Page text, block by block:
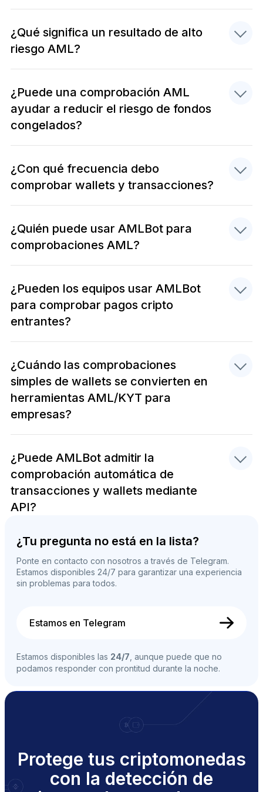
¿Tu pregunta no está en la lista?
Ponte en contacto con nosotros a través de Telegram.
Estamos disponibles 24/7 para garantizar una experiencia
sin problemas para todos.
Estamos en Telegram
Estamos disponibles las 24/7, aunque puede que no
podamos responder con prontitud durante la noche.
¿Qué significa un resultado de alto
riesgo AML?
¿Puede una comprobación AML
ayudar a reducir el riesgo de fondos
congelados?
¿Con qué frecuencia debo
comprobar wallets y transacciones?
¿Quién puede usar AMLBot para
comprobaciones AML?
¿Pueden los equipos usar AMLBot
para comprobar pagos cripto
entrantes?
¿Cuándo las comprobaciones
simples de wallets se convierten en
herramientas AML/KYT para
empresas?
¿Puede AMLBot admitir la
comprobación automática de
transacciones y wallets mediante
API?
Protege tus criptomonedas
con la detección de